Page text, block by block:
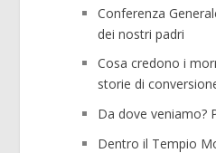
Conferenza
dei nostri padri
Cosa credono i
storie di
Da dove veniamo?
Dentro il Tempio